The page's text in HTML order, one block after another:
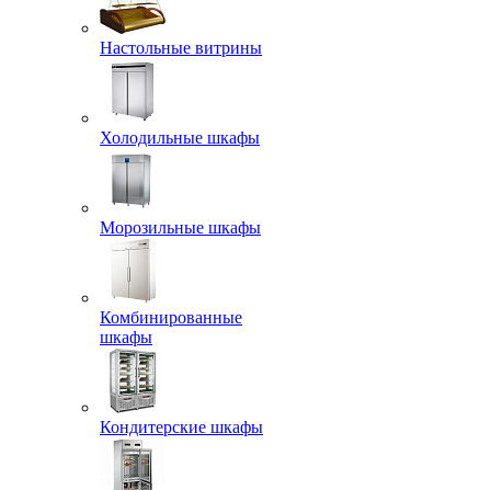
Настольные витрины
Холодильные шкафы
Морозильные шкафы
Комбинированные
шкафы
Кондитерские шкафы